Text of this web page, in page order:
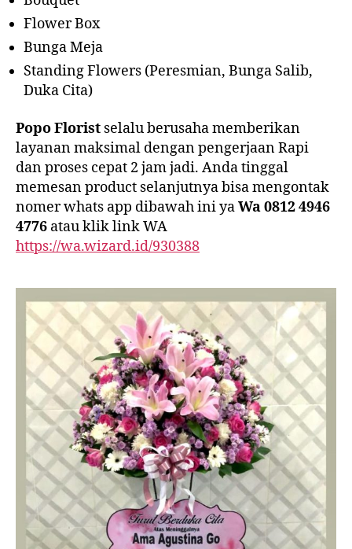
Flower Box
Bunga Meja
Standing Flowers (Peresmian, Bunga Salib,
Duka Cita)
Popo Florist selalu berusaha memberikan
layanan maksimal dengan pengerjaan Rapi
dan proses cepat 2 jam jadi. Anda tinggal
memesan product selanjutnya bisa mengontak
nomer whats app dibawah ini yaWa 0812 4946
4776 atau klik link WA
https://wa.wizard.id/930388